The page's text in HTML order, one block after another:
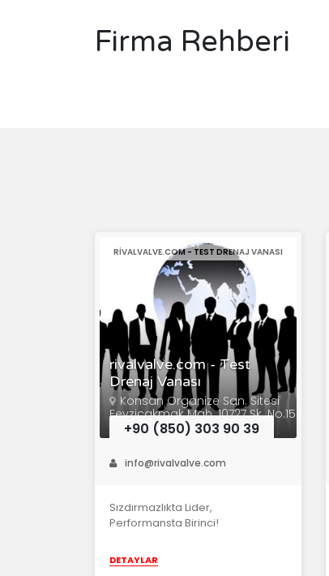
Firma Rehberi
rivalvalve.com - Test
Drenaj Vanası
RIVALVALVE.COM - TEST DRENAJ VANASI
Konsan Organize San. Sitesi
Fevziçakmak Mah. 10727 Sk. No.15
Karatay/KONYA
+90 (850) 303 90 39
info@rivalvalve.com
Sızdırmazlıkta Lider,
Performansta Birinci!
DETAYLAR